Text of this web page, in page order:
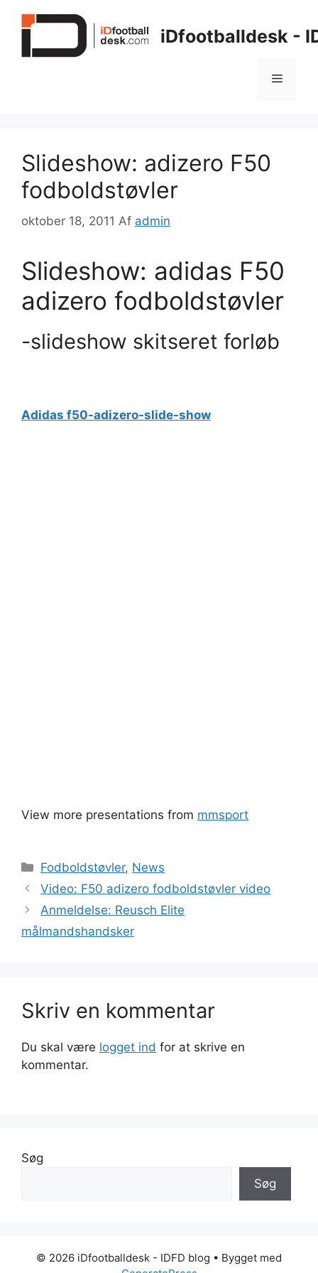
iDfootballdesk -
Menu
Slideshow: adizero F50
fodboldstøvler
oktober 18, 2011 Af admin
Slideshow: adidas F50
adizero fodboldstøvler
-slideshow skitseret forløb
Adidas f50-adizero-slide-show
View more presentations from mmsport
Kategorier
Fodboldstøvler, News
Video: F50 adizero fodboldstøvler video
Anmeldelse: Reusch Elite
målmandshandsker
Skriv en kommentar
Du skal være logget ind for at skrive en
kommentar.
Søg
Søg
© 2026 iDfootballdesk - IDFD blog • Bygget med